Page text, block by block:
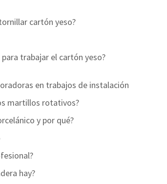
cartón yeso?
trabajar el cartón yeso?
en trabajos de instalación
martillos rotativos?
y por qué?
hay?